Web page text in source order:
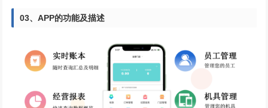
03、APP的功能及描述